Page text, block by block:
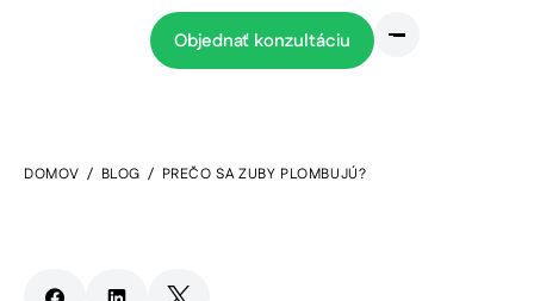
Objednať konzultáciu
DOMOV / BLOG
BLOG / PREČO SA ZUBY PLOMBUJÚ?